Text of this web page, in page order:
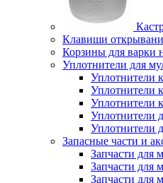
Клавиши
Корзины для варки
Уплотнители для
Уплотнители
Уплотнители
Уплотнители
Уплотнители
Уплотнители
Запасные части и
Запчасти для
Запчасти для
Запчасти для